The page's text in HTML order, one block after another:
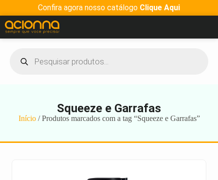
Confira agora nosso catálogo Clique Aqui
Squeeze e Garrafas
Início/ Produtos marcados com a tag “Squeeze e Garrafas”